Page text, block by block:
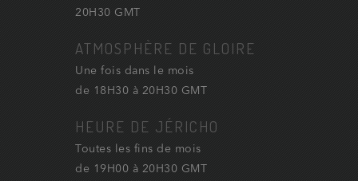
20H30 GMT
ATMOSPHÈRE DE GLOIRE
Une fois dans le mois
de 18H30 à 20H30 GMT
HEURE DE JÉRICHO
Toutes les fins de mois
de 19H00 à 20H30 GMT